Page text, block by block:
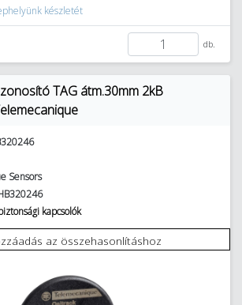
készletét
db.
TAG átm.30mm 2kB
Sensors
kapcsolók
az összehasonlításhoz